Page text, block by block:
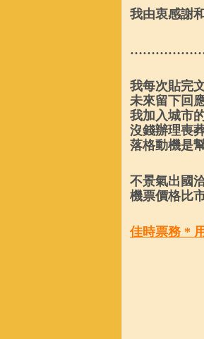
我由衷感謝
我每次貼完
未來留下回
我加入城市
沒錢辦理喪
落格動機是
不景氣出國
機票價格比
佳時票務 *